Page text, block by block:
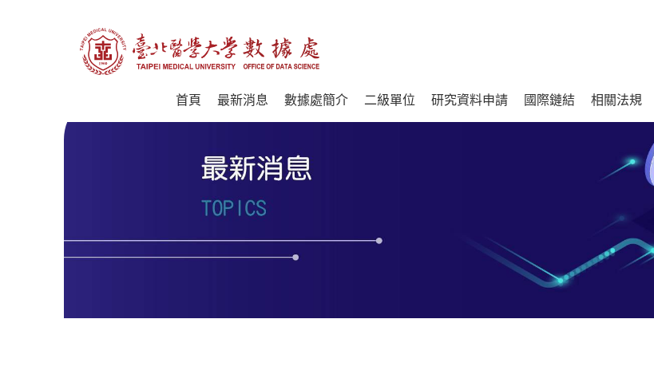
首頁 最新消息 數據處簡介 二級單位 研究資料申請 國際鏈結 相關法規